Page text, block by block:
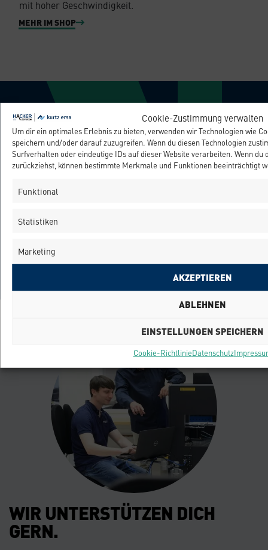
Cookie-Zustimmung verwalten
Um dir ein optimales Erlebnis zu bieten, verwenden wir Technologien wie
speichern und/oder darauf zuzugreifen. Wenn du diesen Technologien
Surfverhalten oder eindeutige IDs auf dieser Website verarbeiten. Wenn
zurückziehst, können bestimmte Merkmale und Funktionen beeinträchtigt
Funktional
Statistiken
Marketing
AKZEPTIEREN
ABLEHNEN
EINSTELLUNGEN SPEICHERN
Cookie-RichtlinieDatenschutz
mit hoher Geschwindigkeit.
MEHR IM SHOP
WEBINAR
PROZESSSTABILITÄT BEIM
DOSIEREN IN DER
MIKROMONTAGE.
Ihr wollt mehr Zahlen und Fakten zum Thema?
WEBINAR AUF YOUTUBE
WIR UNTERSTÜTZEN DICH
GERN.